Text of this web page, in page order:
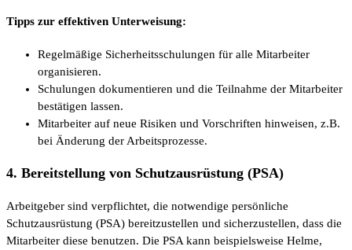
Tipps zur effektiven Unterweisung:
Regelmäßige Sicherheitsschulungen für alle Mitarbeiter
organisieren.
Schulungen dokumentieren und die Teilnahme der Mitarbeiter
bestätigen lassen.
Mitarbeiter auf neue Risiken und Vorschriften hinweisen, z.B.
bei Änderung der Arbeitsprozesse.
4. Bereitstellung von Schutzausrüstung (PSA)
Arbeitgeber sind verpflichtet, die notwendige persönliche
Schutzausrüstung (PSA) bereitzustellen und sicherzustellen, dass die
Mitarbeiter diese benutzen. Die PSA kann beispielsweise Helme,